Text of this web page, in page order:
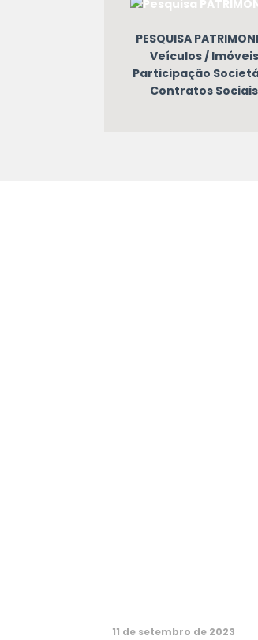
PESQUISA
Veículos / Imóveis
Participação
Contratos Sociais
11 de setembro de 2023